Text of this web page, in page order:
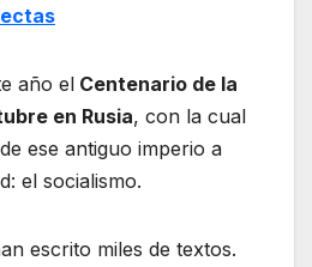
año el Centenario de la
en Rusia, con la cual
ese antiguo imperio a
el socialismo.
escrito miles de textos.